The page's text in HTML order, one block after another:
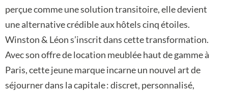
perçue comme une solution transitoire, elle devient
une alternative crédible aux hôtels cinq étoiles.
Winston & Léon s’inscrit dans cette transformation.
Avec son offre de location meublée haut de gamme à
Paris, cette jeune marque incarne un nouvel art de
séjourner dans la capitale : discret, personnalisé,